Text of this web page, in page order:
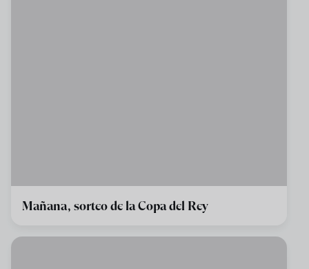
Mañana, sorteo de la Copa del Rey